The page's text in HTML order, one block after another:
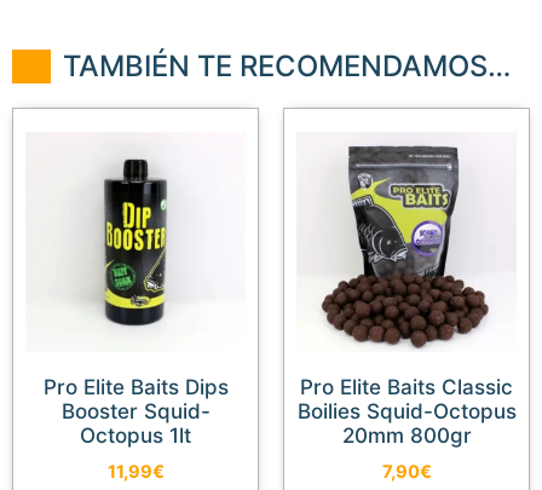
TAMBIÉN TE RECOMENDAMOS…
Pro Elite Baits Dips
Booster Squid-
Octopus 1lt
11,99€
Pro Elite Baits Classic
Boilies Squid-Octopus
20mm 800gr
7,90€